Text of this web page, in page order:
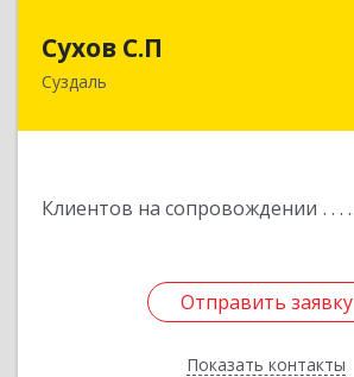
Сухов С.П
Суздаль
Клиентов на сопровождении
Отправить заявку
Показать контакты
Отправить заявку
Назад